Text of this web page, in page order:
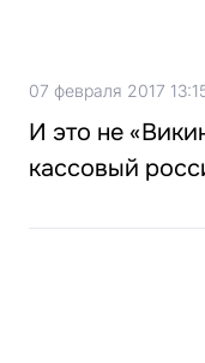
07 февраля 2017
И это не
кассовый